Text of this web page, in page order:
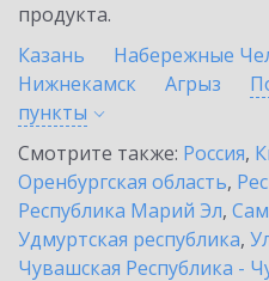
продукта.
Казань
Набережные
Нижнекамск
Агрыз
пункты
Смотрите также: Россия,
Оренбургская область,
Республика Марий Эл,
Удмуртская республика,
Чувашская Республика -